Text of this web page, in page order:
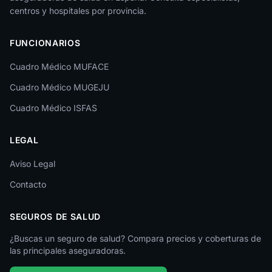
León
Lleida
Lugo
Málaga
Melilla
Murcia
Palencia
centros y hospitales por provincia.
FUNCIONARIOS
Cuadro Médico MUFACE
Cuadro Médico MUGEJU
Cuadro Médico ISFAS
LEGAL
Aviso Legal
Contacto
SEGUROS DE SALUD
¿Buscas un seguro de salud? Compara precios y coberturas de
las principales aseguradoras.